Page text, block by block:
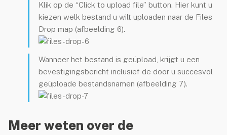
Klik op de “Click to upload file” button. Hier kunt u
kiezen welk bestand u wilt uploaden naar de Files
Drop map (afbeelding 6).
Wanneer het bestand is geüpload, krijgt u een
bevestigingsbericht inclusief de door u succesvol
geüploade bestandsnamen (afbeelding 7).
Meer weten over de
registreren